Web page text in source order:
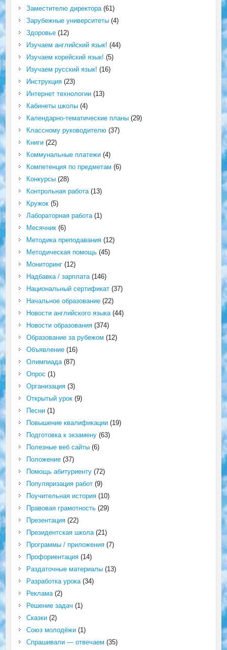
Заместителю директора(61)
Зарубежные университеты(4)
Здоровье(12)
Изучаем английский язык! (44)
Изучаем корейский язык! (5)
Изучаем русский язык! (16)
Инструкция(23)
Интернет технологии(13)
Кабинеты школы(4)
Календарно-тематические планы(29)
Классному руководителю(37)
Книги(22)
Коммунальные платежи(4)
Компетенция по предметам (6)
Конкурсы(28)
Контрольная работа(13)
Кружок(5)
Лабораторная работа(1)
Месячник(6)
Методика преподавания(12)
Методическая помощь(45)
Мониторинг(12)
Надбавка / зарплата(146)
Национальный сертификат(37)
Начальное образование(22)
Новости английского языка(44)
Новости образования(374)
Образование за рубежом (12)
Объявление(16)
Олимпиада(87)
Опрос (1)
Организация(3)
Открытый урок(9)
Песни(1)
Повышение квалификации(19)
Подготовка к экзамену(63)
Полезные веб сайты(6)
Положение(37)
Помощь абитуриенту(72)
Популяризация работ(9)
Поучительная история(10)
Правовая грамотность(29)
Презентация(22)
Президентская школа(21)
Программы / приложения(7)
Профориентация(14)
Раздаточные материалы(13)
Разработка урока(34)
Реклама(2)
Решение задач (1)
Сказки(2)
Союз молодёжи(1)
Спрашивали — отвечаем (35)